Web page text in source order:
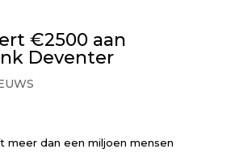
€2500 aan
Deventer
meer dan een miljoen mensen